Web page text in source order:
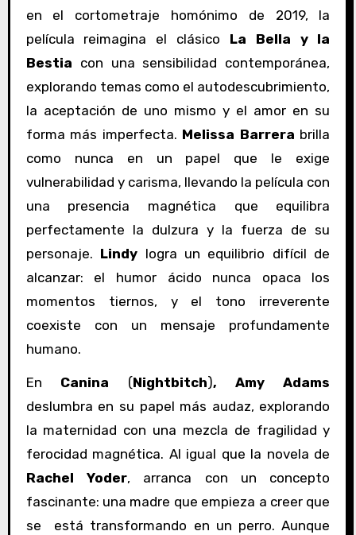
en el cortometraje homónimo de 2019, la
película reimagina el clásico La Bella y la
Bestia con una sensibilidad contemporánea,
explorando temas como el autodescubrimiento,
la aceptación de uno mismo y el amor en su
forma más imperfecta. Melissa Barrera brilla
como nunca en un papel que le exige
vulnerabilidad y carisma, llevando la película con
una presencia magnética que equilibra
perfectamente la dulzura y la fuerza de su
personaje. Lindy logra un equilibrio difícil de
alcanzar: el humor ácido nunca opaca los
momentos tiernos, y el tono irreverente
coexiste con un mensaje profundamente
humano.
En Canina (Nightbitch),
Amy Adams
deslumbra en su papel más audaz, explorando
la maternidad con una mezcla de fragilidad y
ferocidad magnética. Al igual que la novela de
Rachel Yoder, arranca con un concepto
fascinante: una madre que empieza a creer que
se está transformando en un perro. Aunque